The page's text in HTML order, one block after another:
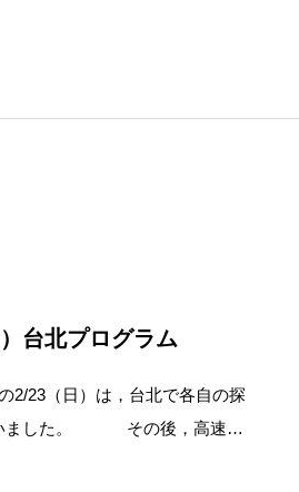
台北プログラム
2/23（日）は，台北で各自の探
いました。 その後，高速鐵